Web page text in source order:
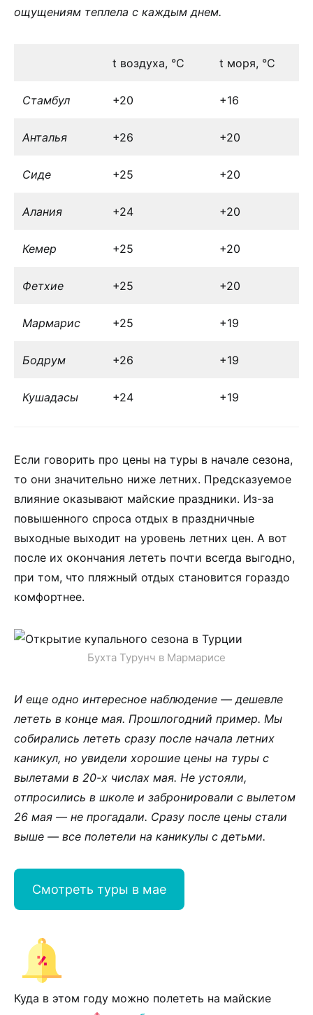
ощущениям теплела с каждым днем.
t воздуха, °С t моря, °С
Стамбул +20 +16
Анталья +26 +20
Сиде +25 +20
Алания +24 +20
Кемер +25 +20
Фетхие +25 +20
Мармарис +25 +19
Бодрум +26 +19
Кушадасы +24 +19
Если говорить про цены на туры в начале сезона,
то они значительно ниже летних. Предсказуемое
влияние оказывают майские праздники. Из-за
повышенного спроса отдых в праздничные
выходные выходит на уровень летних цен. А вот
после их окончания лететь почти всегда выгодно,
при том, что пляжный отдых становится гораздо
комфортнее.
Бухта Турунч в Мармарисе
И еще одно интересное наблюдение — дешевле
лететь в конце мая. Прошлогодний пример. Мы
собирались лететь сразу после начала летних
каникул, но увидели хорошие цены на туры с
вылетами в 20-х числах мая. Не устояли,
отпросились в школе и забронировали с вылетом
26 мая — не прогадали. Сразу после цены стали
выше — все полетели на каникулы с детьми.
Смотреть туры в мае
Куда в этом году можно полететь на майские